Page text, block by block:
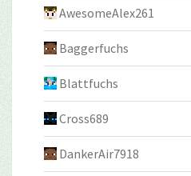
AwesomeAlex261
Baggerfuchs
Blattfuchs
Cross689
DankerAir7918